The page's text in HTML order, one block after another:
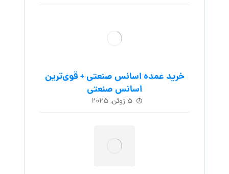
خرید عمده اسانس صنعتی + قوی‌ترین
اسانس‌ صنعتی
۵ ژوئن, ۲۰۲۵